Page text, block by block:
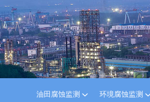
油田腐蚀监测 环境腐蚀监测